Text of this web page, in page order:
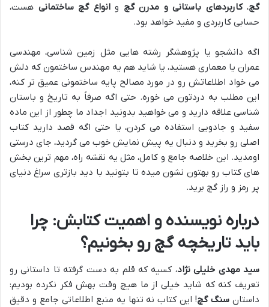
گچ،کاربردهای باستانی و مدرن گچ وانواع گچ ساختمانی هست،
حسابی کاربردی و مفید خواهد بود.
اگه دانشجو یا پژوهشگر رشته هایی مثل زمین شناسی، مهندسی
عمران یا معماری هستید، یا شاید هم یه مهندس ساختمون که دلش
می خواد اطلاعاتش رو در مورد مصالح پایه ساختمونی عمیق تر کنه،
این مطلب به دردتون می خوره. حتی اگه صرفاً به تاریخ و باستان
شناسی علاقه دارید و می خواهید بدونید اجداد ما چطور از این ماده
سفید و جادویی استفاده می کردن، یا حتی اگه قصد دارید کتاب
اصلی رو بخرید و دنبال یه پیش نمایش خوب می گردید، جای درستی
اومدید. این خلاصه جامع و کامل، مثل یه نقشه راه، مهم ترین بخش
های کتاب رو بهتون نشون میده تا بتونید با دید بازتری سراغ دنیای
پر رمز و راز گچ برید.
درباره نویسنده و اهمیت کتابش: چرا
باید تاریخچه گچ رو بخونیم؟
سید مهدی خلیلی نژاد، کسیه که قلم به دست گرفته تا داستانی رو
تعریف کنه که شاید خیلی از ما هیچ وقت بهش فکر نکرده بودیم:
داستان سنگ گچ! این کتاب نه تنها یه منبع اطلاعاتی جامع و دقیق